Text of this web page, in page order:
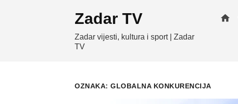
Zadar TV
Zadar vijesti, kultura i sport | Zadar
TV
home
OZNAKA: GLOBALNA KONKURENCIJA